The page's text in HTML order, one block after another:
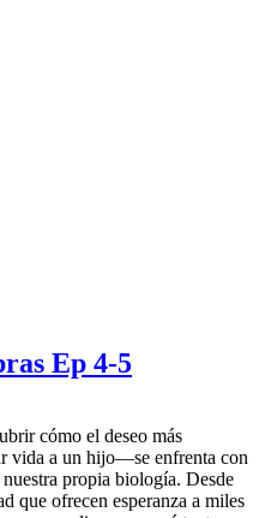
Ep 4-5
cómo el deseo más
vida a un hijo—se enfrenta con
propia biología. Desde
que ofrecen esperanza a miles